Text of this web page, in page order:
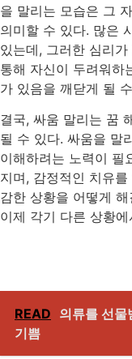
을 말리는 모습은 그
의미할 수 있다. 많은
있는데, 그러한 심리
통해 자신이 두려워하
가 있음을 깨닫게 될
결국, 싸움 말리는 꿈
될 수 있다. 싸움을 말
이해하려는 노력이 필
지며, 감정적인 치유
감한 상황을 어떻게
이제 각기 다른 상황
READ 의류를 선물
기쁨